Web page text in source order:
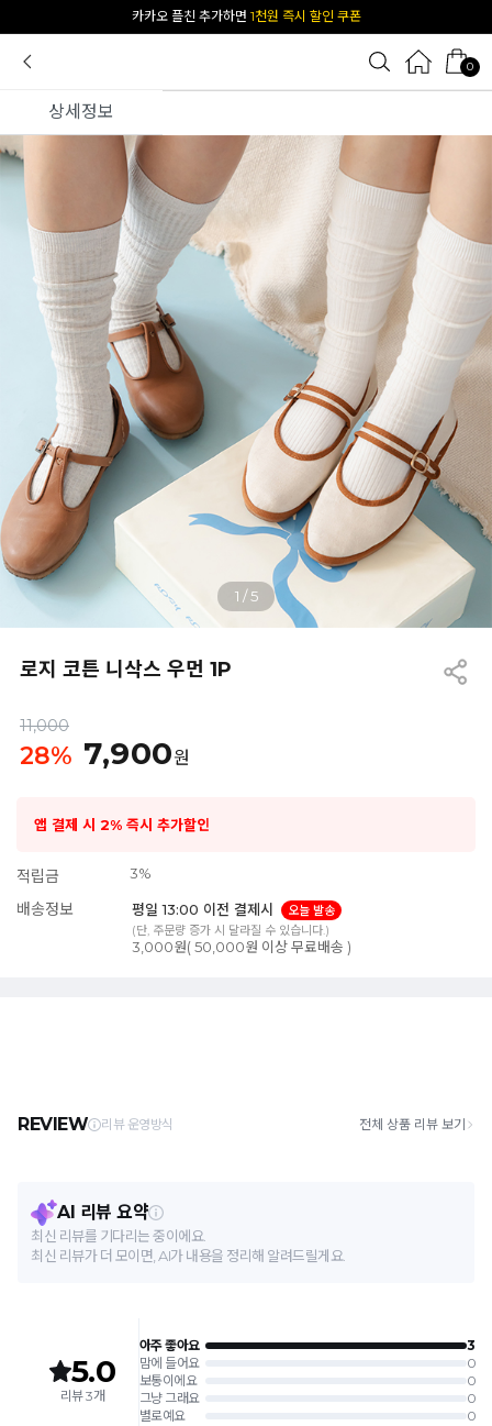
[공식몰 단독] 앱 다운받고2% 결제 할인 받기
0
상세정보
1 /5
로지 코튼 니삭스 우먼 1P
11,000
28% 7,900원
앱 결제 시 2% 즉시 추가할인
적립금 3%
배송정보 평일 13:00 이전 결제시
오늘 발송
(단, 주문량 증가 시 달라질 수 있습니다.)
3,000원( 50,000원 이상 무료배송 )